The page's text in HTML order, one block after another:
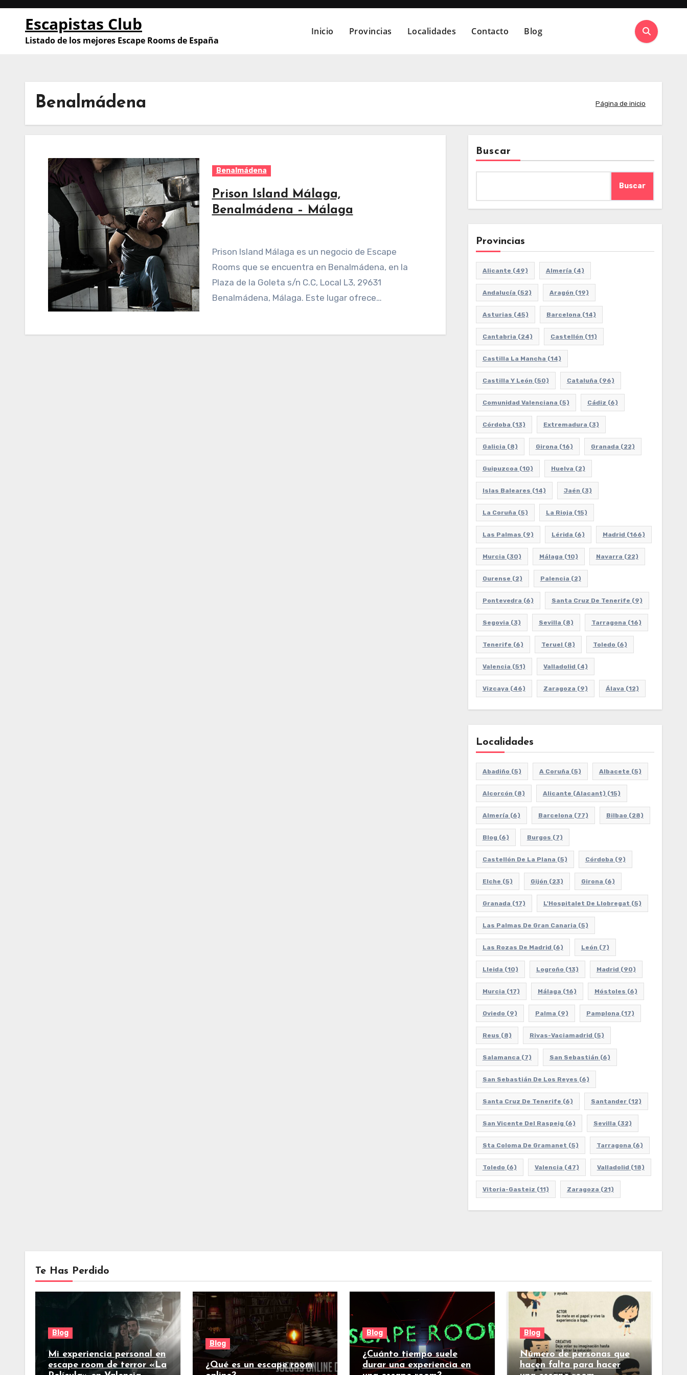
Saltar
contenido
Escapistas Club
Listado de los mejores Escape Rooms de España
Inicio Provincias Localidades Contacto Blog
Benalmádena Página de inicio
Benalmádena
Prison Island Málaga,
Benalmádena – Málaga
Prison Island Málaga es un negocio de Escape
Rooms que se encuentra en Benalmádena, en la
Plaza de la Goleta s/n C.C, Local L3, 29631
Benalmádena, Málaga. Este lugar ofrece…
Buscar
Buscar
Provincias
Alicante (49) Almería (4)
Andalucía (52) Aragón (19)
Asturias (45) Barcelona (14)
Cantabria (24) Castellón (11)
Castilla La Mancha (14)
Castilla Y León (50) Cataluña (96)
Comunidad Valenciana (5) Cádiz (6)
Córdoba (13) Extremadura (3)
Galicia (8) Girona (16) Granada (22)
Guipuzcoa (10) Huelva (2)
Islas Baleares (14) Jaén (3)
La Coruña (5) La Rioja (15)
Las Palmas (9) Lérida (6) Madrid (166)
Murcia (30) Málaga (10) Navarra (22)
Ourense (2) Palencia (2)
Pontevedra (6) Santa Cruz De Tenerife (9)
Segovia (3) Sevilla (8) Tarragona (16)
Tenerife (6) Teruel (8) Toledo (6)
Valencia (51) Valladolid (4)
Vizcaya (46) Zaragoza (9) Álava (12)
Localidades
Abadiño (5) A Coruña (5) Albacete (5)
Alcorcón (8) Alicante (Alacant) (15)
Almería (6) Barcelona (77) Bilbao (28)
Blog (6) Burgos (7)
Castellón De La Plana (5) Córdoba (9)
Elche (5) Gijón (23) Girona (6)
Granada (17) L'Hospitalet De Llobregat (5)
Las Palmas De Gran Canaria (5)
Las Rozas De Madrid (6) León (7)
Lleida (10) Logroño (13) Madrid (90)
Murcia (17) Málaga (16) Móstoles (6)
Oviedo (9) Palma (9) Pamplona (17)
Reus (8) Rivas-Vaciamadrid (5)
Salamanca (7) San Sebastián (6)
San Sebastián De Los Reyes (6)
Santa Cruz De Tenerife (6) Santander(12)
San Vicente Del Raspeig (6) Sevilla (32)
Sta Coloma De Gramanet (5) Tarragona (6)
Toledo (6) Valencia (47) Valladolid (18)
Vitoria-Gasteiz (11) Zaragoza (21)
Te Has Perdido
Blog
Mi experiencia personal en
escape room de terror «La
Blog
¿Qué es un escape room
Blog
¿Cuánto tiempo suele
durar una experiencia en
Blog
Número de personas que
hacen falta para hacer